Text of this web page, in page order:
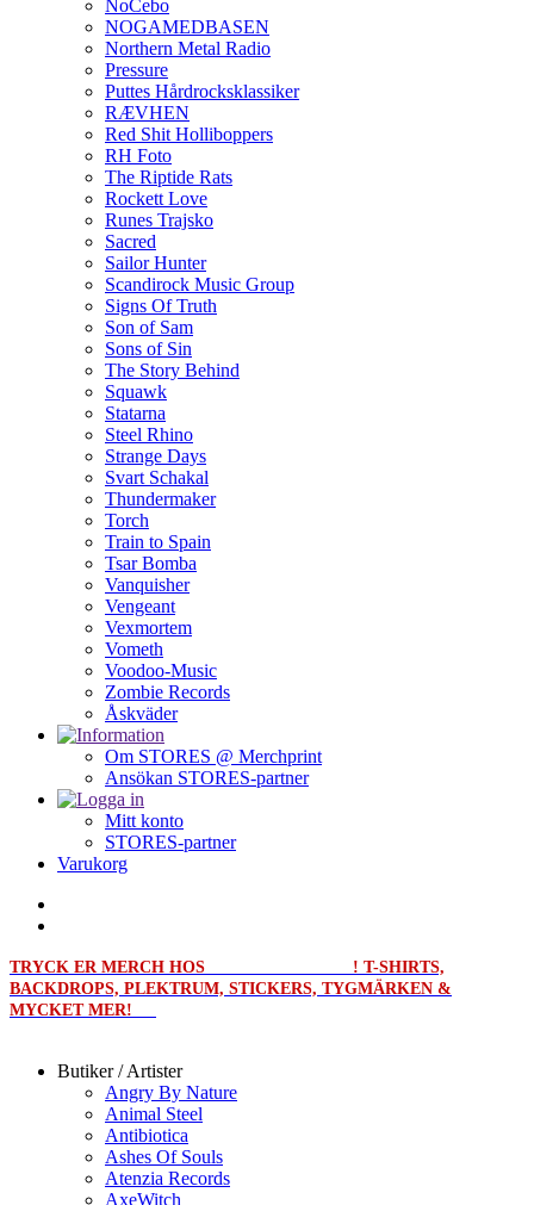
NoCebo
NOGAMEDBASEN
Northern Metal Radio
Pressure
Puttes Hårdrocksklassiker
RÆVHEN
Red Shit Holliboppers
RH Foto
The Riptide Rats
Rockett Love
Runes Trajsko
Sacred
Sailor Hunter
Scandirock Music Group
Signs Of Truth
Son of Sam
Sons of Sin
The Story Behind
Squawk
Statarna
Steel Rhino
Strange Days
Svart Schakal
Thundermaker
Torch
Train to Spain
Tsar Bomba
Vanquisher
Vengeant
Vexmortem
Vometh
Voodoo-Music
Zombie Records
Åskväder
Om STORES @ Merchprint
Ansökan STORES-partner
Mitt konto
STORES-partner
Varukorg
TRYCK ER MERCH HOS
! T-SHIRTS,
BACKDROPS, PLEKTRUM, STICKERS, TYGMÄRKEN &
MYCKET MER!
Butiker / Artister
Angry By Nature
Animal Steel
Antibiotica
Ashes Of Souls
Atenzia Records
AxeWitch